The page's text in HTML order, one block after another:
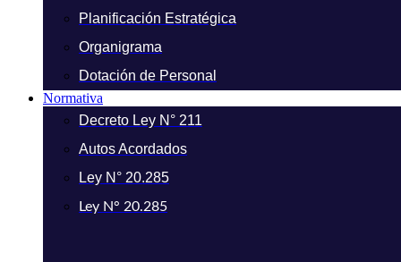
Planificación Estratégica
Organigrama
Dotación de Personal
Normativa
Decreto Ley N° 211
Autos Acordados
Ley N° 20.285
Ley N° 20.285